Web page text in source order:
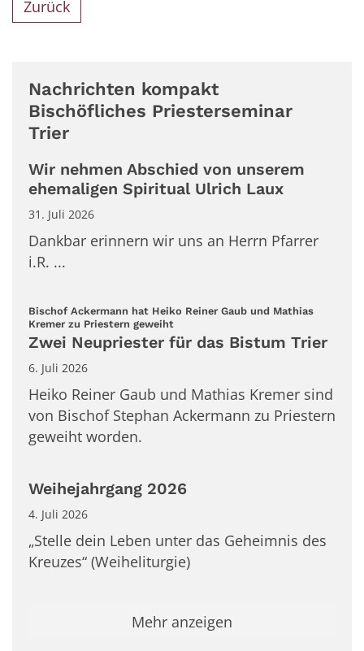
Zurück
Nachrichten kompakt
Bischöfliches Priesterseminar
Trier
Wir nehmen Abschied von unserem
ehemaligen Spiritual Ulrich Laux
31. Juli 2026
Dankbar erinnern wir uns an Herrn Pfarrer
i.R. ...
Bischof Ackermann hat Heiko Reiner Gaub und Mathias
Kremer zu Priestern geweiht:
Zwei Neupriester für das Bistum Trier
6. Juli 2026
Heiko Reiner Gaub und Mathias Kremer sind
von Bischof Stephan Ackermann zu Priestern
geweiht worden.
Weihejahrgang 2026
4. Juli 2026
„Stelle dein Leben unter das Geheimnis des
Kreuzes“ (Weiheliturgie)
Mehr anzeigen